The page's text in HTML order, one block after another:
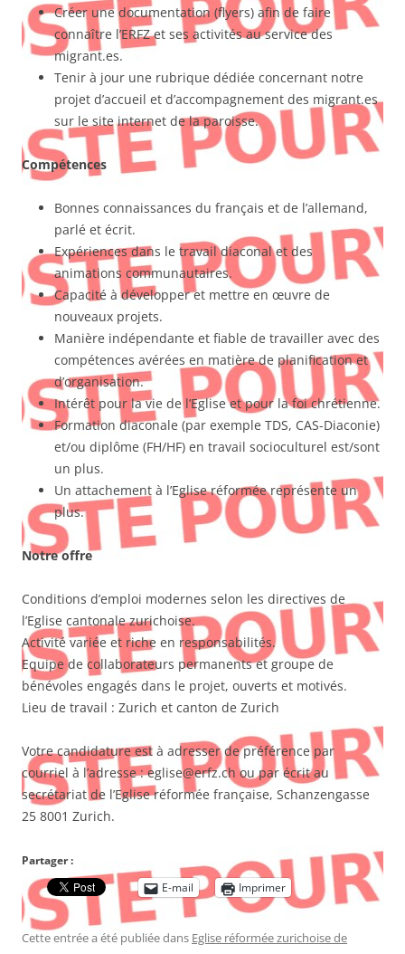
Créer une documentation (flyers) afin de faire
connaître l’ERFZ et ses activités au service des
migrant.es.
Tenir à jour une rubrique dédiée concernant notre
projet d’accueil et d’accompagnement des migrant.es
sur le site internet de la paroisse.
Compétences
Bonnes connaissances du français et de l’allemand,
parlé et écrit.
Expériences dans le travail diaconal et des
animations communautaires.
Capacité à développer et mettre en œuvre de
nouveaux projets.
Manière indépendante et fiable de travailler avec des
compétences avérées en matière de planification et
d’organisation.
Intérêt pour la vie de l’Eglise et pour la foi chrétienne.
Formation diaconale (par exemple TDS, CAS-Diaconie)
et/ou diplôme (FH/HF) en travail socioculturel est/sont
un plus.
Un attachement à l’Eglise réformée représente un
plus.
Notre offre
Conditions d’emploi modernes selon les directives de
l’Eglise cantonale zurichoise.
Activité variée et riche en responsabilités.
Equipe de collaborateurs permanents et groupe de
bénévoles engagés dans le projet, ouverts et motivés.
Lieu de travail : Zurich et canton de Zurich
Votre candidature est à adresser de préférence par
courriel à l’adresse : eglise@erfz.ch ou par écrit au
secrétariat de l’Eglise réformée française, Schanzengasse
25 8001 Zurich.
Partager :
E-mail
Imprimer
Cette entrée a été publiée dans Eglise réformée zurichoise de